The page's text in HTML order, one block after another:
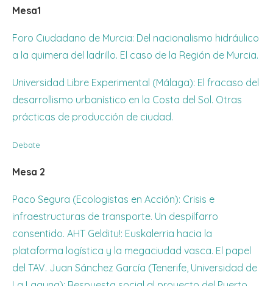
Mesa1
Foro Ciudadano de Murcia: Del nacionalismo hidráulico
a la quimera del ladrillo. El caso de la Región de Murcia.
Universidad Libre Experimental (Málaga): El fracaso del
desarrollismo urbanístico en la Costa del Sol. Otras
prácticas de producción de ciudad.
Debate
Mesa 2
Paco Segura (Ecologistas en Acción): Crisis e
infraestructuras de transporte. Un despilfarro
consentido. AHT Gelditu!: Euskalerria hacia la
plataforma logística y la megaciudad vasca. El papel
del TAV. Juan Sánchez García (Tenerife, Universidad de